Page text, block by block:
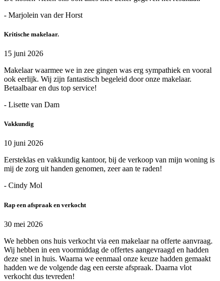
- Marjolein van der Horst
Kritische makelaar.
15 juni 2026
Makelaar waarmee we in zee gingen was erg sympathiek en vooral
ook eerlijk. Wij zijn fantastisch begeleid door onze makelaar.
Betaalbaar en dus top service!
- Lisette van Dam
Vakkundig
10 juni 2026
Eersteklas en vakkundig kantoor, bij de verkoop van mijn woning is
mij de zorg uit handen genomen, zeer aan te raden!
- Cindy Mol
Rap een afspraak en verkocht
30 mei 2026
We hebben ons huis verkocht via een makelaar na offerte aanvraag.
Wij hebben in een voormiddag de offertes aangevraagd en hadden
deze snel in huis. Waarna we eenmaal onze keuze hadden gemaakt
hadden we de volgende dag een eerste afspraak. Daarna vlot
verkocht dus tevreden!